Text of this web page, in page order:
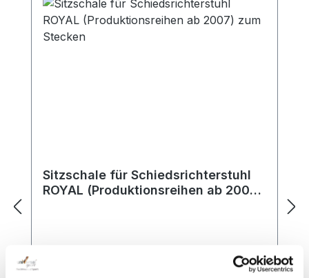
Sitzschale für Schiedsrichterstuhl
ROYAL (Produktionsreihen ab 2007)